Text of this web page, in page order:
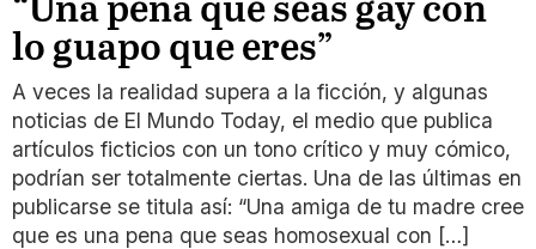
“Una pena que seas gay con
lo guapo que eres”
A veces la realidad supera a la ficción, y algunas
noticias de El Mundo Today, el medio que publica
artículos ficticios con un tono crítico y muy cómico,
podrían ser totalmente ciertas. Una de las últimas en
publicarse se titula así: “Una amiga de tu madre cree
que es una pena que seas homosexual con […]